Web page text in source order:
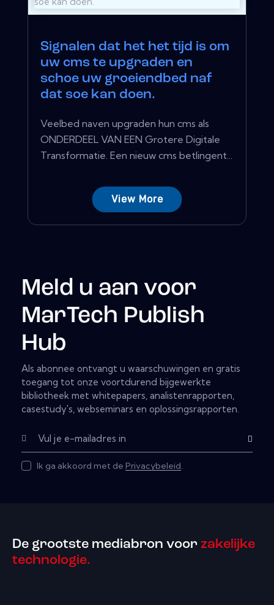
Signalen dat het het tijd is om
uw cms te upgraden en
schoe uw groeiendbed naf
dat soe kan doen.
Veelbed naven upgraden hun cms als
ONDERDEEL VAN EEN Grotere Digitale
Transformatie. Een nieuw cms betlingent...
View More
Meld u aan voor
MarTech Publish
Hub
Als abonnee ontvangt u waarschuwingen en gratis
toegang tot onze voortdurend bijgewerkte
bibliotheek met whitepapers, analistenrapporten,
casestudy's, webseminars en oplossingsrapporten.
Subscribe
Ik ga akkoord met de Privacybeleid.
De grootste mediabron voor zakelijke
technologie.